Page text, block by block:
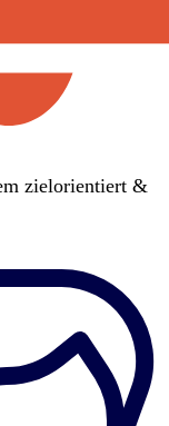
zielorientiert &